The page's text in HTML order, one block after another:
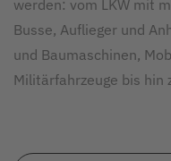
werden: vom LKW mit
Busse, Auflieger und
und Baumaschinen,
Militärfahrzeuge bis hin